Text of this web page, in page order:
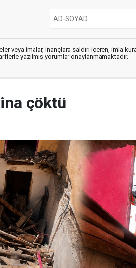
veya imalar, inançlara saldırı içeren, imla
yazılmış yorumlar onaylanmamaktadır.
çöktü